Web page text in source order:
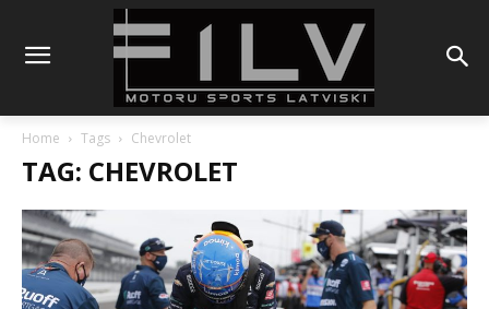
Home Tags Chevrolet
TAG: CHEVROLET